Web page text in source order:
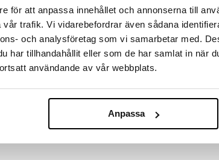
för att anpassa innehållet och annonserna till
trafik. Vi vidarebefordrar även sådana
och analysföretag som vi samarbetar med.
har tillhandahållit eller som de har samlat in när
användande av vår webbplats.
Anpassa
hem med vår vackra handvävda bomullsmatta från
nyanser ger denna mångsidiga matta en
till vilket rum som helst. Perfekt som en matta i
bredvid sängen. Finns i flera storlekar och färger.
bomull, den erbjuder en behaglig känsla under